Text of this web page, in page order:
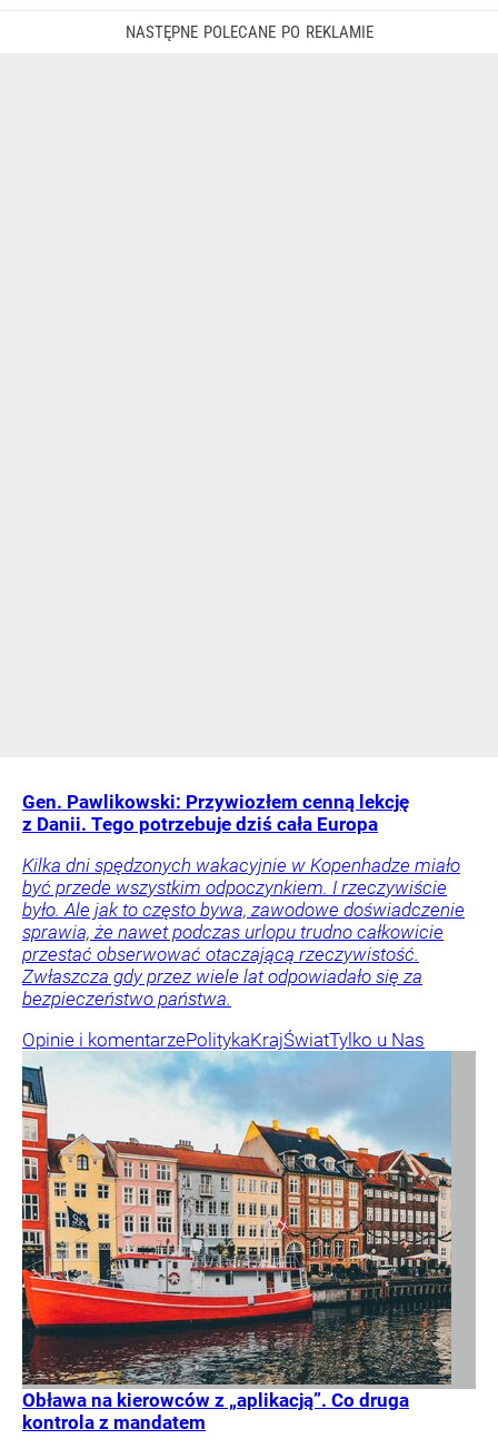
Gen. Pawlikowski: Przywiozłem cenną lekcję
z Danii. Tego potrzebuje dziś cała Europa
Kilka dni spędzonych wakacyjnie w Kopenhadze miało
być przede wszystkim odpoczynkiem. I rzeczywiście
było. Ale jak to często bywa, zawodowe doświadczenie
sprawia, że nawet podczas urlopu trudno całkowicie
przestać obserwować otaczającą rzeczywistość.
Zwłaszcza gdy przez wiele lat odpowiadało się za
bezpieczeństwo państwa.
Opinie i komentarzePolitykaKrajŚwiatTylko u Nas
Obława na kierowców z „aplikacją”. Co druga
kontrola z mandatem